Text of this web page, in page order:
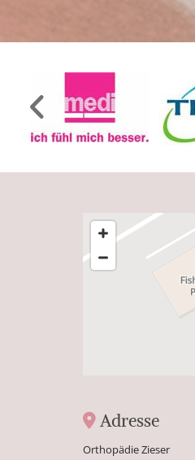
 Adresse
Orthopädie Zieser